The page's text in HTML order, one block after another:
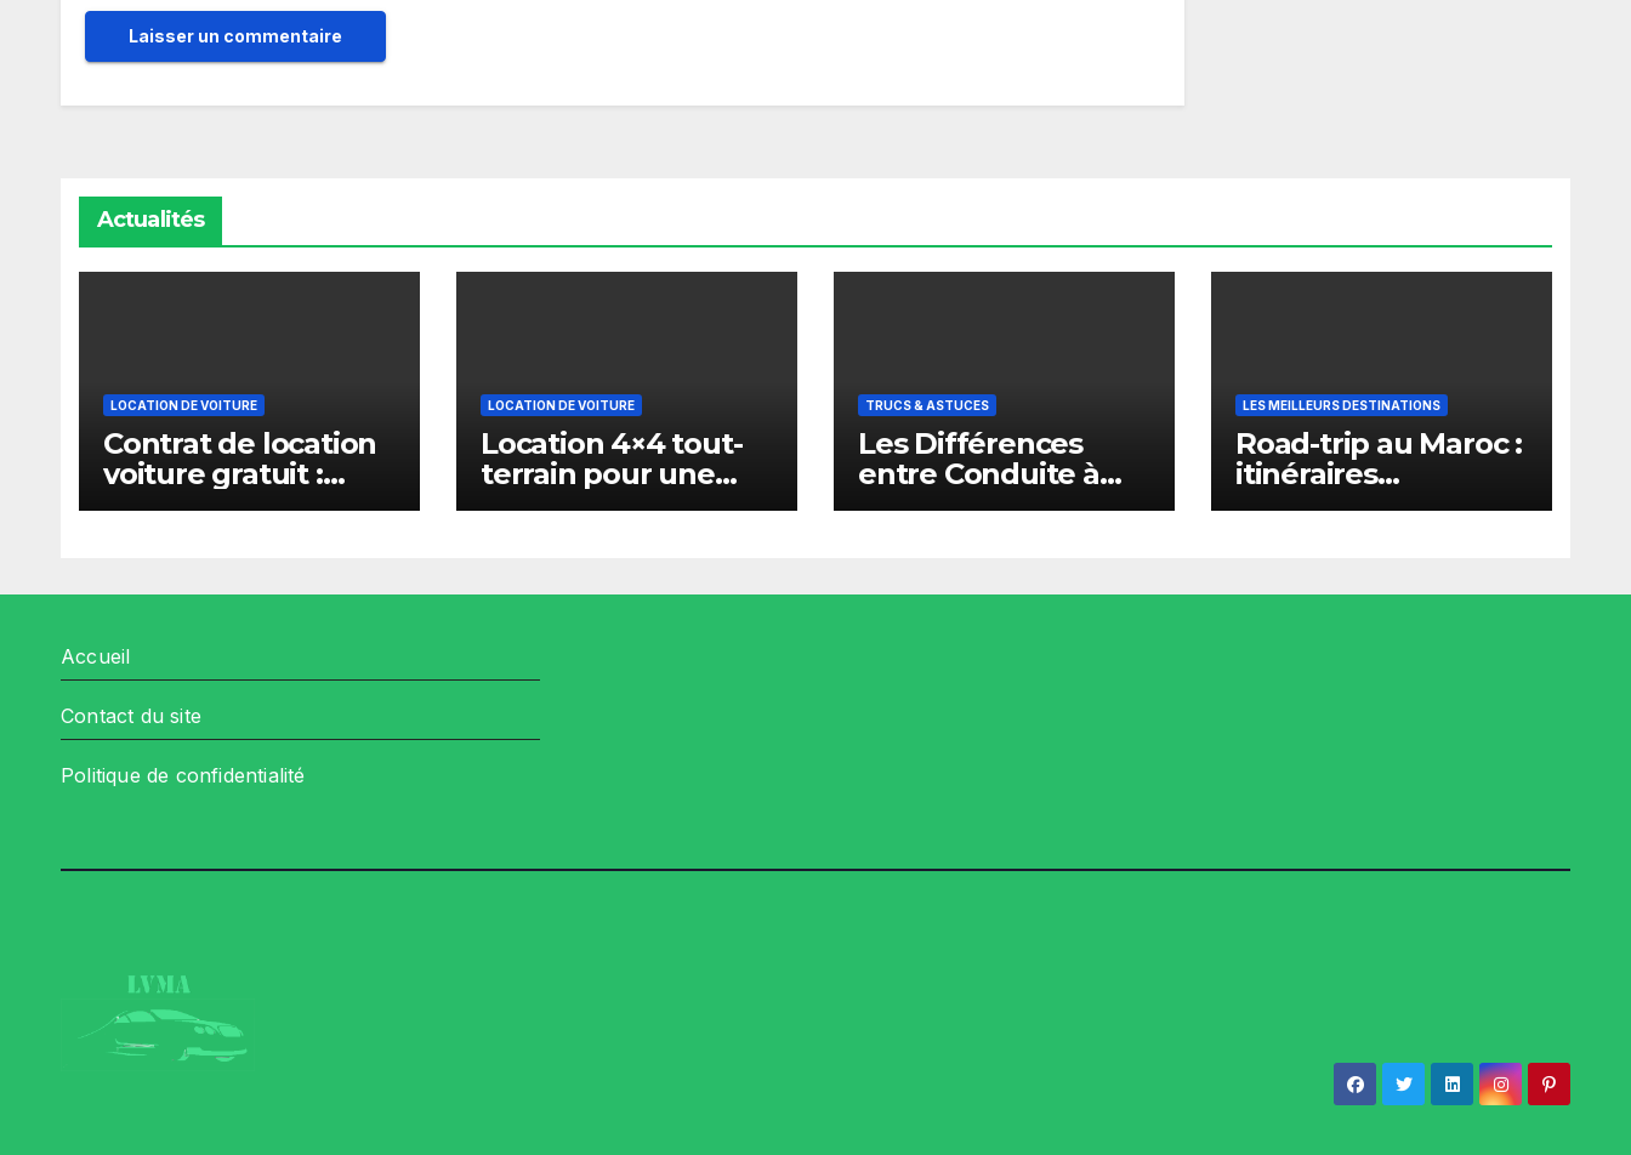
Actualités
LOCATION DE VOITURE
Contrat de location
voiture gratuit :
modèle à
LOCATION DE VOITURE
Location 4×4 tout-
terrain pour une
aventure réussie
TRUCS & ASTUCES
Les Différences
entre Conduite à
Marrakech et en
LES MEILLEURS DESTINATIONS
Road-trip au Maroc :
itinéraires
incontournables
Accueil
Contact du site
Politique de confidentialité